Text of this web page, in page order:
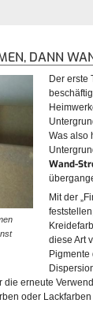
DANN
Der erste
Was also
Wand-
Mit der
diese Art
erneute
oder